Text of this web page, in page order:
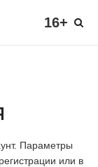
16+
Параметры
или в